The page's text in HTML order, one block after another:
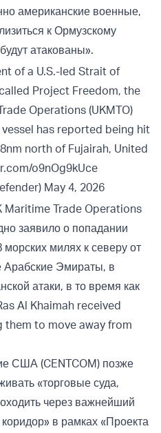
американские военные,
к Ормузскому
атакованы».
of a U.S.-led Strait of
Project Freedom, the
Operations (UKMTO)
has reported being hit
north of Fujairah, United
o9nOg9kUce
May 4, 2026
Maritime Trade Operations
заявило о попадании
морских милях к северу от
Эмираты, в
атаки, в то время как
Al Khaimah received
to move away from
США (CENTCOM) позже
«торговые суда,
через важнейший
в рамках «Проекта